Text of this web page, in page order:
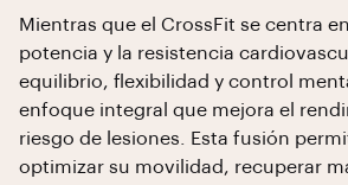
Mientras que el CrossFit se centra
potencia y la resistencia
equilibrio, flexibilidad y control
enfoque integral que mejora el
riesgo de lesiones. Esta fusión
optimizar su movilidad, recuperar